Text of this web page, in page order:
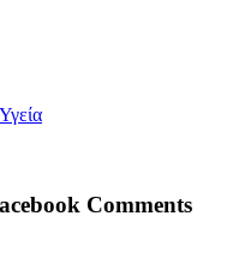
Υγεία
Comments